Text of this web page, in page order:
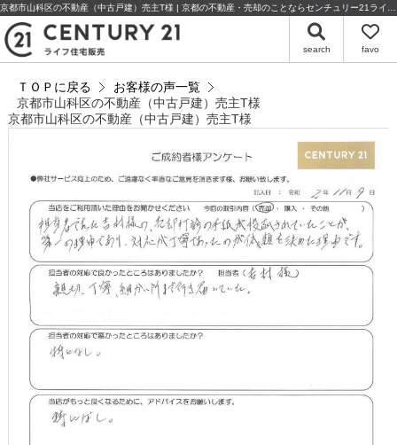
search favo
ＴＯＰに戻る
お客様の声一覧
京都市山科区の不動産（中古戸建）売主T様
京都市山科区の不動産（中古戸建）売主T様